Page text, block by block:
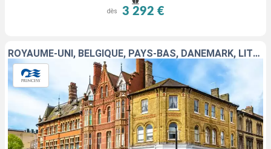
dès 3 292 €
ROYAUME-UNI, BELGIQUE, PAYS-BAS, DANEMARK, LITUANIE, LETTONIE, FINLANDE, ESTONIE, SUÈDE, ALLEMAGNE, NORVÈGE, ISLANDE